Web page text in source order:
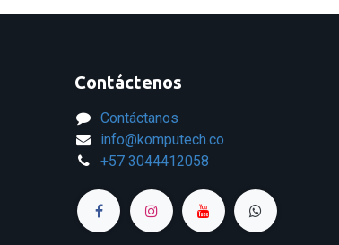
Contáctenos
Contáctanos
info@komputech.co
+57 3044412058